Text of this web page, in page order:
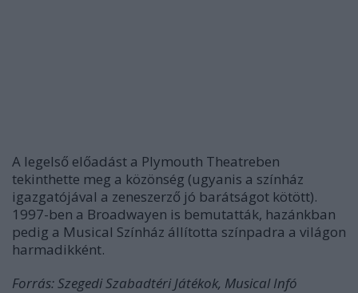
A legelső előadást a Plymouth Theatreben
tekinthette meg a közönség (ugyanis a színház
igazgatójával a zeneszerző jó barátságot kötött).
1997-ben a Broadwayen is bemutatták, hazánkban
pedig a Musical Színház állította színpadra a világon
harmadikként.
Forrás: Szegedi Szabadtéri Játékok, Musical Infó